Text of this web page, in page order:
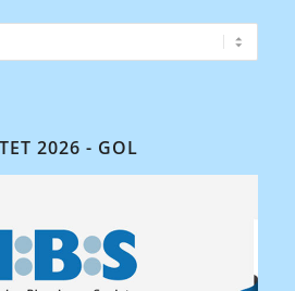
2026 - GOL